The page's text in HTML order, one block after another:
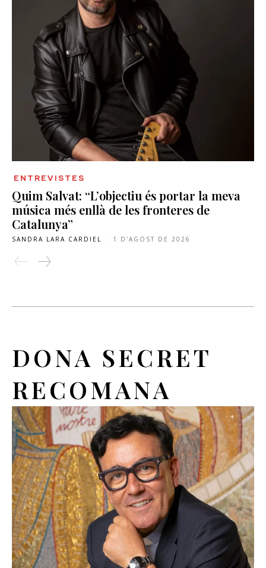
ENTREVISTES
Quim Salvat: “L’objectiu és portar la meva
música més enllà de les fronteres de
Catalunya”
SANDRA LARA CARDIEL - 1 D'AGOST DE 2026
DONA SECRET
RECOMANA